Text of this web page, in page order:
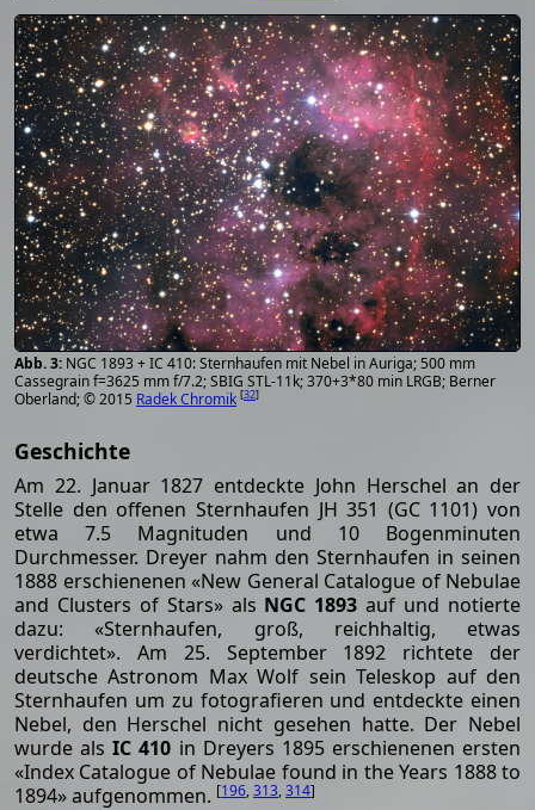
NGC 1893 + IC 410: Sternhaufen mit Nebel in Auriga; 500 mm
Cassegrain f=3625 mm f/7.2; SBIG STL-11k; 370+3*80 min LRGB; Berner
Oberland; © 2015 Radek Chromik [32]
Geschichte
Am 22. Januar 1827 entdeckte John Herschel an der
Stelle den offenen Sternhaufen JH 351 (GC 1101) von
etwa 7.5 Magnituden und 10 Bogenminuten
Durchmesser. Dreyer nahm den Sternhaufen in seinen
1888 erschienenen «New General Catalogue of Nebulae
and Clusters of Stars» als NGC 1893 auf und notierte
dazu: «Sternhaufen, groß, reichhaltig, etwas
verdichtet». Am 25. September 1892 richtete der
deutsche Astronom Max Wolf sein Teleskop auf den
Sternhaufen um zu fotografieren und entdeckte einen
Nebel, den Herschel nicht gesehen hatte. Der Nebel
wurde alsIC 410 in Dreyers 1895 erschienenen ersten
«Index Catalogue of Nebulae found in the Years 1888 to
1894» aufgenommen. [196,313,314]